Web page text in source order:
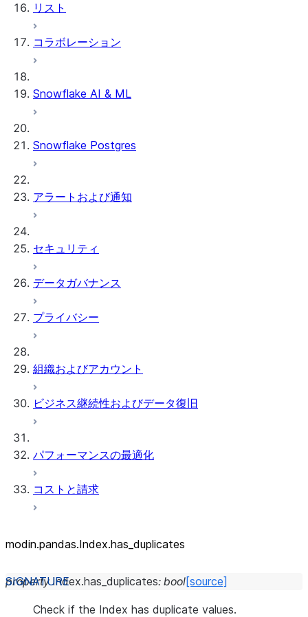
DCM Projects
Snowflakeでのdbtプロジェクト
リスト
コラボレーション
Snowflake AI & ML
Snowflake Postgres
アラートおよび通知
セキュリティ
データガバナンス
プライバシー
組織およびアカウント
ビジネス継続性およびデータ復旧
パフォーマンスの最適化
コストと請求
modin.pandas.Index.has_ duplicates
property Index.has_duplicates: bool[source]
Check if the Index has duplicate values.